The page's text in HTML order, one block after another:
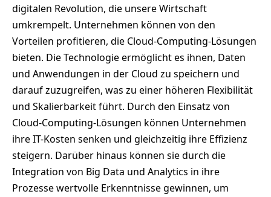
digitalen Revolution, die unsere Wirtschaft
umkrempelt. Unternehmen können von den
Vorteilen profitieren, die Cloud-Computing-Lösungen
bieten. Die Technologie ermöglicht es ihnen, Daten
und Anwendungen in der Cloud zu speichern und
darauf zuzugreifen, was zu einer höheren Flexibilität
und Skalierbarkeit führt. Durch den Einsatz von
Cloud-Computing-Lösungen können Unternehmen
ihre IT-Kosten senken und gleichzeitig ihre Effizienz
steigern. Darüber hinaus können sie durch die
Integration von Big Data und Analytics in ihre
Prozesse wertvolle Erkenntnisse gewinnen, um